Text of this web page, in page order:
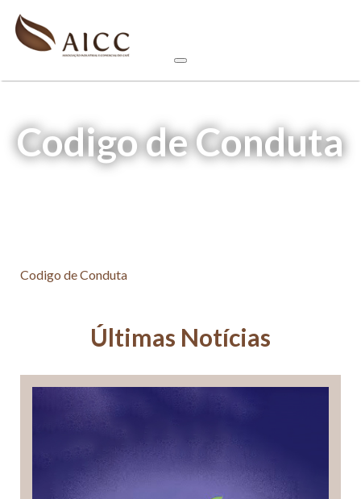
Codigo de Conduta
Codigo de Conduta
Últimas Notícias